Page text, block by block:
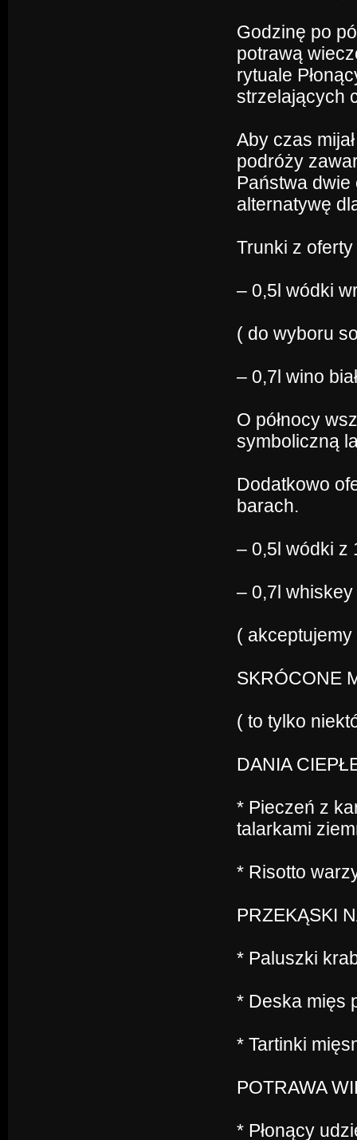
Godzinę po
potrawą
rytuale
strzelających
Aby czas
podróży
Państwa
alternatywę
Trunki z
– 0,5l wódki
( do wyboru
– 0,7l wino
O północy
symboliczną
Dodatkowo
barach.
– 0,5l wódki z
– 0,7l whiskey
( akceptujemy
SKRÓCONE
( to tylko
DANIA
* Pieczeń z
talarkami
* Risotto
PRZEKĄSKI
* Paluszki
* Deska mięs
* Tartinki
POTRAWA
* Płonący